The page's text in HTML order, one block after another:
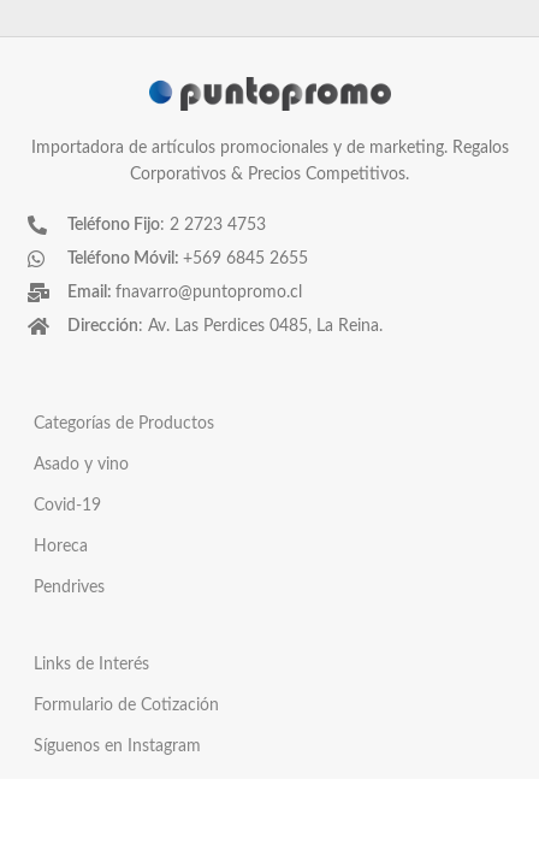
Importadora de artículos promocionales y de marketing. Regalos
Corporativos & Precios Competitivos.
Teléfono Fijo: 2 2723 4753
Teléfono Móvil: +569 6845 2655
Email: fnavarro@puntopromo.cl
Dirección: Av. Las Perdices 0485, La Reina.
Categorías de Productos
Asado y vino
Covid-19
Horeca
Pendrives
Links de Interés
Formulario de Cotización
Síguenos en Instagram